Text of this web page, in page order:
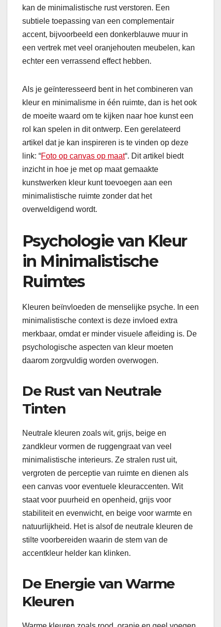
kan de minimalistische rust verstoren. Een
subtiele toepassing van een complementair
accent, bijvoorbeeld een donkerblauwe muur in
een vertrek met veel oranjehouten meubelen, kan
echter een verrassend effect hebben.
Als je geïnteresseerd bent in het combineren van
kleur en minimalisme in één ruimte, dan is het ook
de moeite waard om te kijken naar hoe kunst een
rol kan spelen in dit ontwerp. Een gerelateerd
artikel dat je kan inspireren is te vinden op deze
link: “Foto op canvas op maat“. Dit artikel biedt
inzicht in hoe je met op maat gemaakte
kunstwerken kleur kunt toevoegen aan een
minimalistische ruimte zonder dat het
overweldigend wordt.
Psychologie van Kleur
in Minimalistische
Ruimtes
Kleuren beïnvloeden de menselijke psyche. In een
minimalistische context is deze invloed extra
merkbaar, omdat er minder visuele afleiding is. De
psychologische aspecten van kleur moeten
daarom zorgvuldig worden overwogen.
De Rust van Neutrale
Tinten
Neutrale kleuren zoals wit, grijs, beige en
zandkleur vormen de ruggengraat van veel
minimalistische interieurs. Ze stralen rust uit,
vergroten de perceptie van ruimte en dienen als
een canvas voor eventuele kleuraccenten. Wit
staat voor puurheid en openheid, grijs voor
stabiliteit en evenwicht, en beige voor warmte en
natuurlijkheid. Het is alsof de neutrale kleuren de
stilte voorbereiden waarin de stem van de
accentkleur helder kan klinken.
De Energie van Warme
Kleuren